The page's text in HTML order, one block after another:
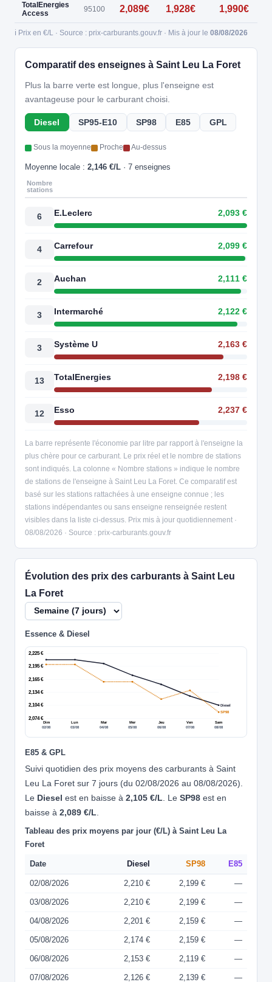
TotalEnergies
Access
95100 2,089€ 1,928€ 1,990€
ℹ️ Prix en €/L · Source : prix-carburants.gouv.fr · Mis à jour le 08/08/2026
Comparatif des enseignes à Saint Leu La Foret
Plus la barre verte est longue, plus l'enseigne est
avantageuse pour le carburant choisi.
Diesel SP95-E10 SP98 E85 GPL
Sous la moyenne Proche Au-dessus
Moyenne locale : 2,146 €/L · 7 enseignes
Nombre
stations
6 E.Leclerc 2,093 €
4 Carrefour 2,099 €
2 Auchan 2,111 €
3 Intermarché 2,122 €
3 Système U 2,163 €
13 TotalEnergies 2,198 €
12 Esso 2,237 €
La barre représente l'économie par litre par rapport à l'enseigne la
plus chère pour ce carburant. Le prix réel et le nombre de stations
sont indiqués. La colonne « Nombre stations » indique le nombre
de stations de l'enseigne à Saint Leu La Foret. Ce comparatif est
basé sur les stations rattachées à une enseigne connue ; les
stations indépendantes ou sans enseigne renseignée restent
visibles dans la liste ci-dessus. Prix mis à jour quotidiennement ·
08/08/2026 · Source : prix-carburants.gouv.fr
Évolution des prix des carburants à Saint Leu
La Foret
Essence & Diesel
2,074 €
2,104 €
2,134 €
2,165 €
2,195 €
2,225 €
Dim
02/08
Lun
03/08
Mar
04/08
Mer
05/08
Jeu
06/08
Ven
07/08
Sam
08/08
Diesel
SP98
E85 & GPL
Suivi quotidien des prix moyens des carburants à Saint
Leu La Foret sur 7 jours (du 02/08/2026 au 08/08/2026).
Le Diesel est en baisse à 2,105 €/L . Le SP98 est en
baisse à 2,089 €/L
Tableau des prix moyens par jour (€/L) à Saint Leu La
Foret
Date Diesel SP98 E85
02/08/2026 2,210 € 2,199 € —
03/08/2026 2,210 € 2,199 € —
04/08/2026 2,201 € 2,159 € —
05/08/2026 2,174 € 2,159 € —
06/08/2026 2,153 € 2,119 € —
07/08/2026 2,126 € 2,139 € —